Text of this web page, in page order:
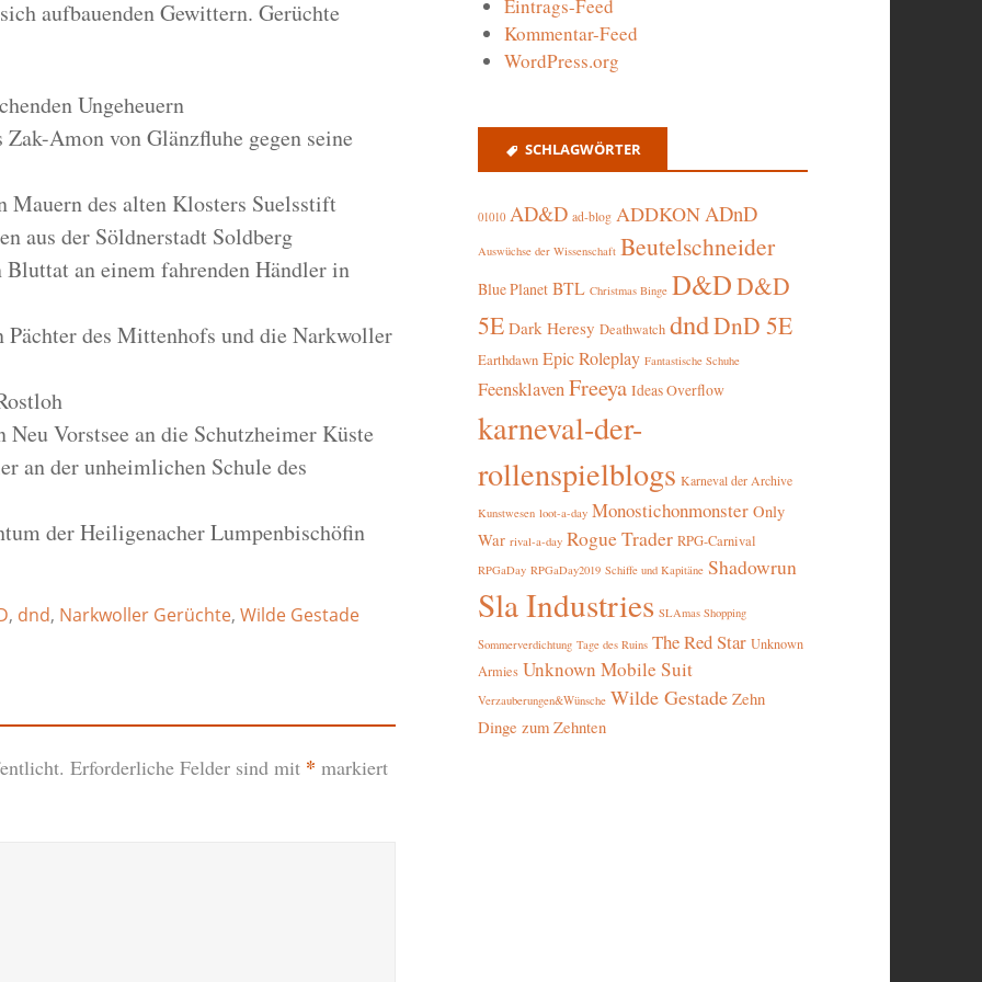
aufbauenden Gewittern. Gerüchte
Ungeheuern
Amon von Glänzfluhe gegen seine
des alten Klosters Suelsstift
aus der Söldnerstadt Soldberg
an einem fahrenden Händler in
des Mittenhofs und die Narkwoller
Vorstsee an die Schutzheimer Küste
an der unheimlichen Schule des
der Heiligenacher Lumpenbischöfin
, dnd, Narkwoller Gerüchte, Wilde Gestade
Erforderliche Felder sind mit * markiert
Eintrags-Feed
Kommentar-Feed
WordPress.org
SCHLAGWÖRTER
01010 AD&D ad-blog ADDKONADnD
Auswüchse der Wissenschaft Beutelschneider
Blue Planet BTL Christmas Binge D&DD&D
5E Dark Heresy Deathwatch dndDnD 5E
Earthdawn Epic Roleplay Fantastische Schuhe
Feensklaven Freeya Ideas Overflow
karneval-der-
rollenspielblogs Karneval der Archive
Kunstwesen loot-a-day Monostichonmonster Only
War rival-a-day Rogue Trader RPG-Carnival
RPGaDay RPGaDay2019 Schiffe und Kapitäne Shadowrun
Sla Industries SLAmas Shopping
Sommerverdichtung Tage des Ruins The Red Star Unknown
Armies Unknown Mobile Suit
Verzauberungen&Wünsche Wilde Gestade Zehn
Dinge zum Zehnten